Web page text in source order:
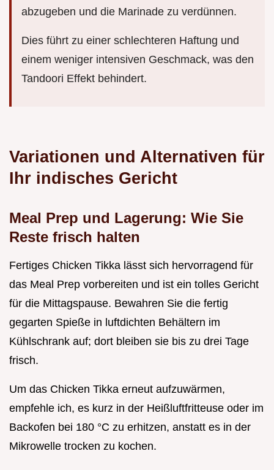
abzugeben und die Marinade zu verdünnen.
Dies führt zu einer schlechteren Haftung und
einem weniger intensiven Geschmack, was den
Tandoori Effekt behindert.
Variationen und Alternativen für
Ihr indisches Gericht
Meal Prep und Lagerung: Wie Sie
Reste frisch halten
Fertiges Chicken Tikka lässt sich hervorragend für
das Meal Prep vorbereiten und ist ein tolles Gericht
für die Mittagspause. Bewahren Sie die fertig
gegarten Spieße in luftdichten Behältern im
Kühlschrank auf; dort bleiben sie bis zu drei Tage
frisch.
Um das Chicken Tikka erneut aufzuwärmen,
empfehle ich, es kurz in der Heißluftfritteuse oder im
Backofen bei 180 °C zu erhitzen, anstatt es in der
Mikrowelle trocken zu kochen.